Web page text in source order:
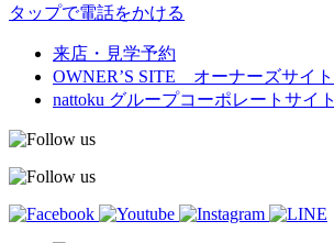
タップで電話をかける
来店・見学予約
OWNER’S SITE オーナーズサイト
nattoku グループコーポレートサイト